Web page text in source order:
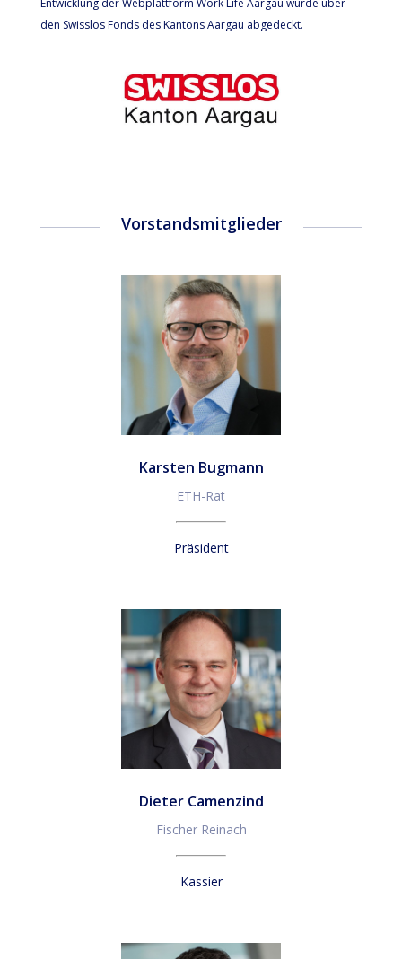
den Swisslos Fonds des Kantons Aargau abgedeckt.
Vorstandsmitglieder
Karsten Bugmann
ETH-Rat
Präsident
Dieter Camenzind
Fischer Reinach
Kassier